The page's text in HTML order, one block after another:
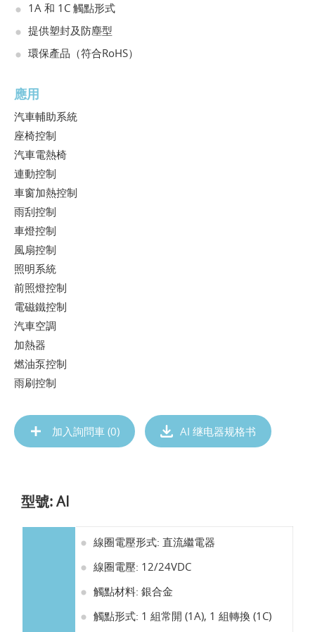
1A 和 1C 觸點形式
提供塑封及防塵型
環保產品（符合RoHS）
應用
汽車輔助系統
座椅控制
汽車電熱椅
連動控制
車窗加熱控制
雨刮控制
車燈控制
風扇控制
照明系統
前照燈控制
電磁鐵控制
汽車空調
加熱器
燃油泵控制
雨刷控制
加入詢問車 (0) AI 继电器规格书
型號: AI
線圈電壓形式: 直流繼電器
線圈電壓: 12/24VDC
觸點材料: 銀合金
觸點形式: 1 組常開 (1A), 1 組轉換 (1C)